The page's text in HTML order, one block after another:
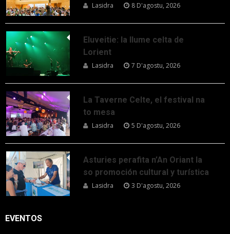
Lasidra 8 D'agostu, 2026
Eluveitie: la llume celta de
Lorient
Lasidra 7 D'agostu, 2026
La Taverne Celte, el festival na
to mesa
Lasidra 5 D'agostu, 2026
Asturies perafita n’An Oriant la
so promoción cultural y turística
Lasidra 3 D'agostu, 2026
EVENTOS